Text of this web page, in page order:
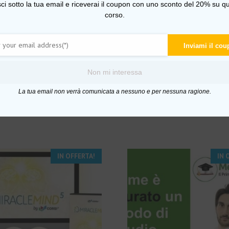
per la tua crescita personale ed il tuo futuro
tutte le tecniche e le competenze utili che ti
gestione delle risorse personali e dinamiche di
– CSEN Corsi
IN OFFERTA! IN
sotto la tua email e riceverai il coupon con uno sconto del 20% su
corso.
Inviami il
Non mi interessa
La tua email non verrà comunicata a nessuno e per nessuna ragione.